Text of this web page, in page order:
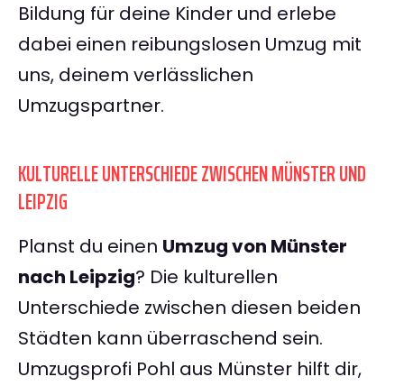
Bildung für deine Kinder und erlebe
dabei einen reibungslosen Umzug mit
uns, deinem verlässlichen
Umzugspartner.
KULTURELLE UNTERSCHIEDE ZWISCHEN MÜNSTER UND
LEIPZIG
Planst du einen Umzug von Münster
nach Leipzig? Die kulturellen
Unterschiede zwischen diesen beiden
Städten kann überraschend sein.
Umzugsprofi Pohl aus Münster hilft dir,